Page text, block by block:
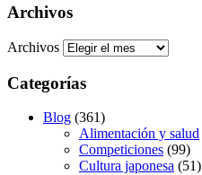
Archivos
Archivos
Categorías
Blog (361)
Alimentación y salud
Competiciones (99)
Cultura japonesa (51)